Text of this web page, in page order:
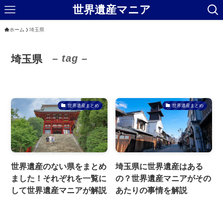
世界遺産マニア
ホーム 埼玉県
埼玉県 – tag –
世界遺産まとめ
世界遺産のない県をまとめ
ました！それぞれを一覧に
して世界遺産マニアが解説
世界遺産まとめ
埼玉県に世界遺産はある
の？世界遺産マニアがその
あたりの事情を解説